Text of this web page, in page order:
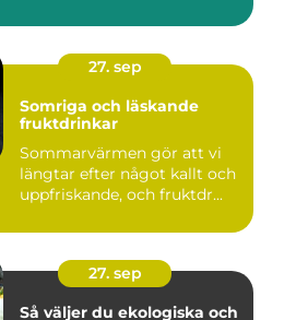
27. sep
Somriga och läskande
fruktdrinkar
Sommarvärmen gör att vi
längtar efter något kallt och
uppfriskande, och fruktdr...
27. sep
Så väljer du ekologiska och